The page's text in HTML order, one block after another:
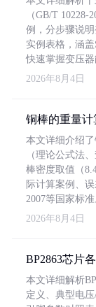
（GB/T
例，分步骤说
实例表格，涵
快速掌握变压器
2026年8月4日
铜棒的重量
本文详细介绍
（理论公式法
棒密度取值（
际计算案例、
2007等国家标准
2026年8月4日
BP2863芯片
本文详细解析
定义、典型电